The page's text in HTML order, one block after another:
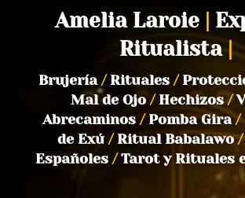
Amelia Laroie
Ritualista
Brujería /Rituales /
Mal de Ojo /Hechizos/
Abrecaminos/Pomba Gira/
de Exú/Ritual Babalawo/
Españoles/Tarot y Rituales